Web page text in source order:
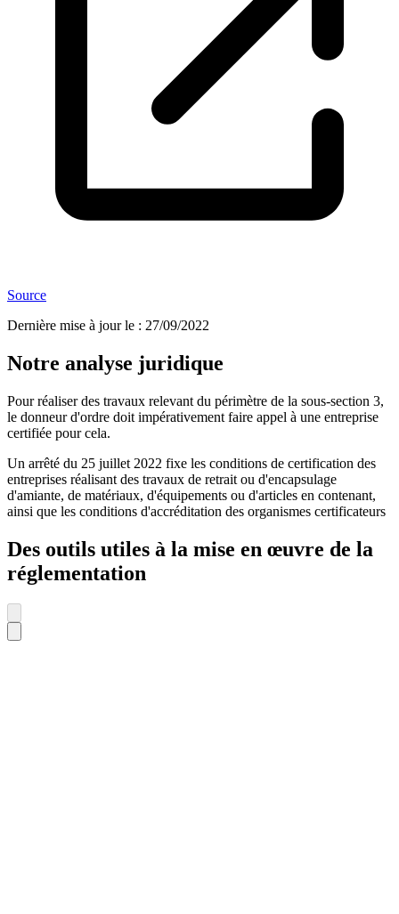
Source
Dernière mise à jour le : 27/09/2022
Notre analyse juridique
Pour réaliser des travaux relevant du périmètre de la sous-section 3,
le donneur d'ordre doit impérativement faire appel à une entreprise
certifiée pour cela.
Un arrêté du 25 juillet 2022 fixe les conditions de certification des
entreprises réalisant des travaux de retrait ou d'encapsulage
d'amiante, de matériaux, d'équipements ou d'articles en contenant,
ainsi que les conditions d'accréditation des organismes certificateurs
Des outils utiles à la mise en œuvre de la
réglementation